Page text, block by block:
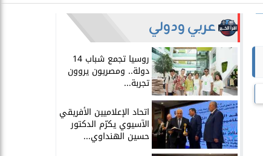
عربي ودولي
روسيا تجمع شباب 14
دولة.. ومصريون يروون
تجربة...
اتحاد الإعلاميين الأفريقي
الآسيوي يكرّم الدكتور
حسين الهنداوي...